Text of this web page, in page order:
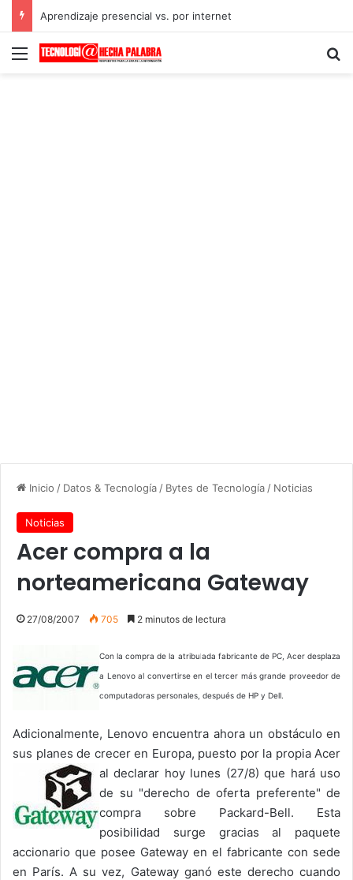
Aprendizaje presencial vs. por internet
Menú
Inicio / Datos & Tecnología / Bytes de Tecnología / Noticias
Noticias
Acer compra a la
norteamericana Gateway
27/08/2007 705 2 minutos de lectura
Con la compra de la atribulada fabricante de PC, Acer desplaza
a Lenovo al convertirse en el tercer más grande proveedor de
computadoras personales, después de HP y Dell.
Adicionalmente, Lenovo encuentra ahora un obstáculo en
sus planes de crecer en Europa, puesto por la propia Acer
al declarar hoy lunes (27/8) que hará uso
de su "derecho de oferta preferente" de
compra sobre Packard-Bell. Esta
posibilidad surge gracias al paquete
accionario que posee Gateway en el fabricante con sede
en París. A su vez, Gateway ganó este derecho cuando